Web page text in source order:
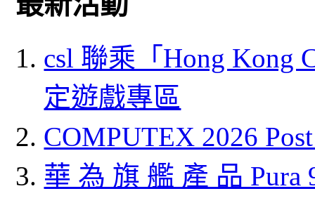
csl 聯乘「Hong Kong
定遊戲專區
COMPUTEX 2026
華 為 旗 艦 產 品 Pura